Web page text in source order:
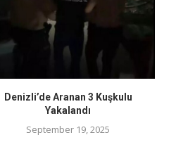
Denizli’de Aranan 3 Kuşkulu
Yakalandı
September 19, 2025